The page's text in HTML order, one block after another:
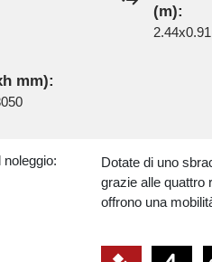
(m):
2.44x0.91
mm):
noleggio:
Dotate di uno
grazie alle quattro
offrono una